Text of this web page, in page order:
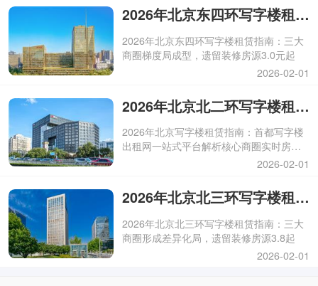
2026年北京东四环写字楼租赁价最新动态
2026年北京东四环写字楼租赁指南：三大
商圈梯度局成型，遗留装修房源3.0元起
2026-02-01
2026年北京北二环写字楼租赁价最新动态
2026年北京写字楼租赁指南：首都写字楼
出租网一站式平台解析核心商圈实时房源
2026-02-01
2026年北京北三环写字楼租赁价最新动态
2026年北京北三环写字楼租赁指南：三大
商圈形成差异化局，遗留装修房源3.8起
2026-02-01